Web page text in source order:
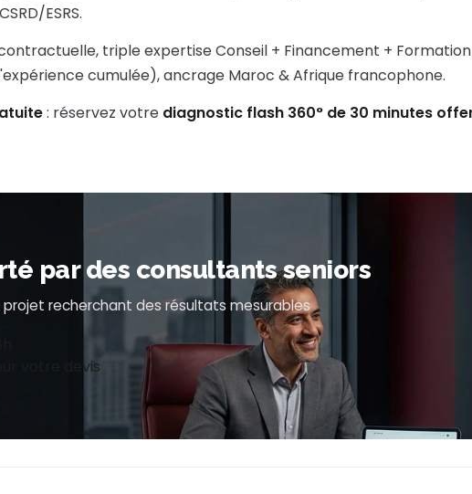
ESRS.
triple expertise Conseil + Financement +
cumulée), ancrage Maroc & Afrique francophone.
: réservez votre diagnostic flash 360° de 30 minutes
par des consultants seniors
recherchant des résultats mesurables
votre devis